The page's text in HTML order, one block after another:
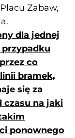
Zabaw,
dla jednej
co
bramek,
się za
czasu na jaki
ponownego